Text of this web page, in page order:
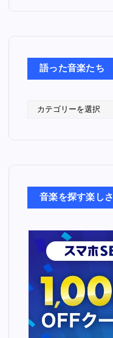
語った音楽たち
音楽を探す楽しさ